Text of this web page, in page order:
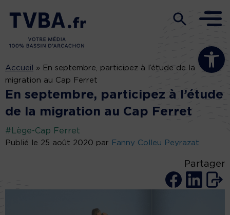
Ouvrir la
Accueil » En septembre, participez à l’étude de la
migration au Cap Ferret
En septembre, participez à l’étude
de la migration au Cap Ferret
#Lège-Cap Ferret
Publié le 25 août 2020 par Fanny Colleu Peyrazat
Partager